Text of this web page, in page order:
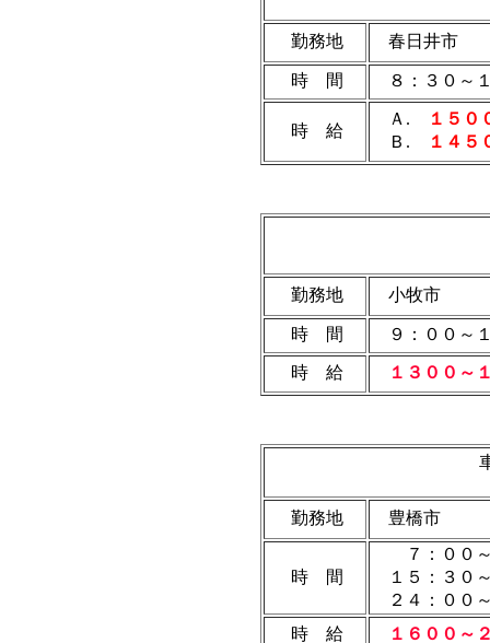
勤務地 春日井市
時 間 ８：３０～
時 給
Ａ.
１５０
Ｂ.
１４５
勤務地 小牧市
時 間 ９：００～
時 給 １３００～
勤務地 豊橋市
時 間
７：００～
１５：３０
２４：００
時 給
１６００～